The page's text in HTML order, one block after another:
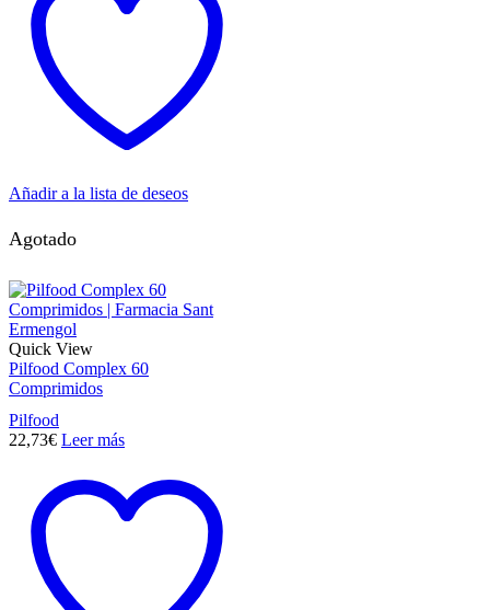
Añadir a la lista de deseos
Agotado
Quick View
Pilfood Complex 60
Comprimidos
Pilfood
22,73€ Leer más